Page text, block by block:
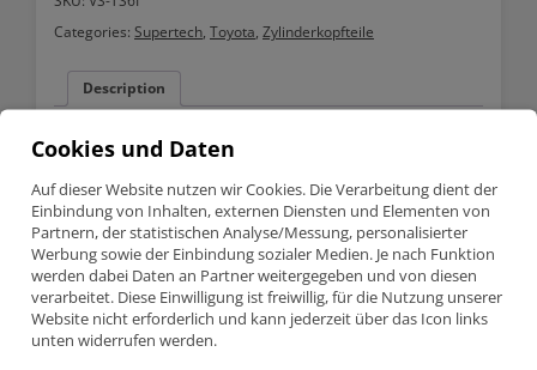
Categories: Supertech, Toyota, Zylinderkopfteile
Description
Description
Toyota 2JZ / Tacoma / Mazda Supertech 6mm Einlassventil
Dichtung VS-TS6I
Teilenummer VS-TS6I
Supertech Auslassventil Dichtung f ür6mm Ventilschaft
Toyota Supra 2JZGE 2JZGTE / Tacoma / Mazda
Cookies und Daten
Auf dieser Website nutzen wir Cookies. Die Verarbeitung dient der
Einbindung von Inhalten, externen Diensten und Elementen von
Partnern, der statistischen Analyse/Messung, personalisierter
Werbung sowie der Einbindung sozialer Medien. Je nach Funktion
werden dabei Daten an Partner weitergegeben und von diesen
verarbeitet. Diese Einwilligung ist freiwillig, für die Nutzung unserer
Website nicht erforderlich und kann jederzeit über das Icon links
unten widerrufen werden.